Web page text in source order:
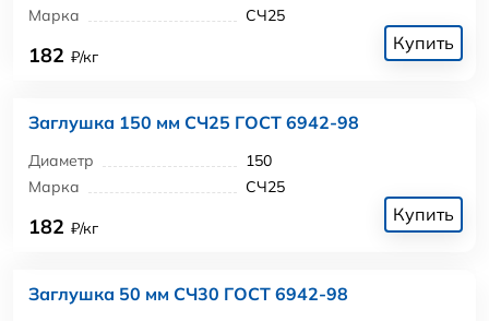
Марка
СЧ25
182 ₽/кг
Купить
Заглушка 150 мм СЧ25 ГОСТ 6942-98
Диаметр
150
Марка
СЧ25
182 ₽/кг
Купить
Заглушка 50 мм СЧ30 ГОСТ 6942-98